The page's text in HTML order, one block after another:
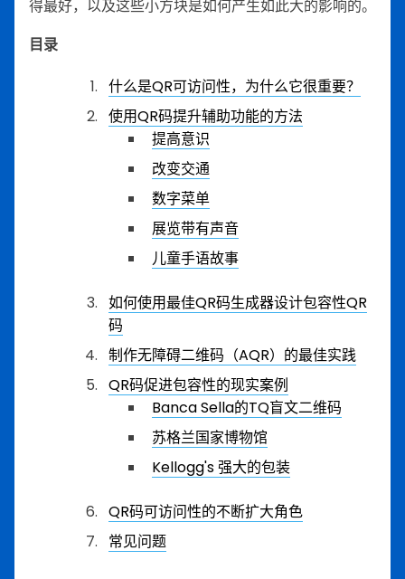
得最好，以及这些小方块是如何产生如此大的影响的。
目录
什么是QR可访问性，为什么它很重要？
使用QR码提升辅助功能的方法
提高意识
改变交通
数字菜单
展览带有声音
儿童手语故事
如何使用最佳QR码生成器设计包容性QR
码
制作无障碍二维码（AQR）的最佳实践
QR码促进包容性的现实案例
Banca Sella的TQ盲文二维码
苏格兰国家博物馆
Kellogg's 强大的包装
QR码可访问性的不断扩大角色
常见问题